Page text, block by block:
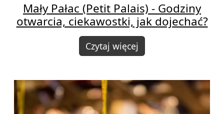
Mały Pałac (Petit Palais) - Godziny
otwarcia, ciekawostki, jak dojechać?
Czytaj więcej